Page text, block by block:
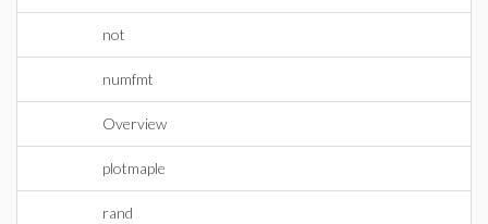
not
numfmt
Overview
plotmaple
rand